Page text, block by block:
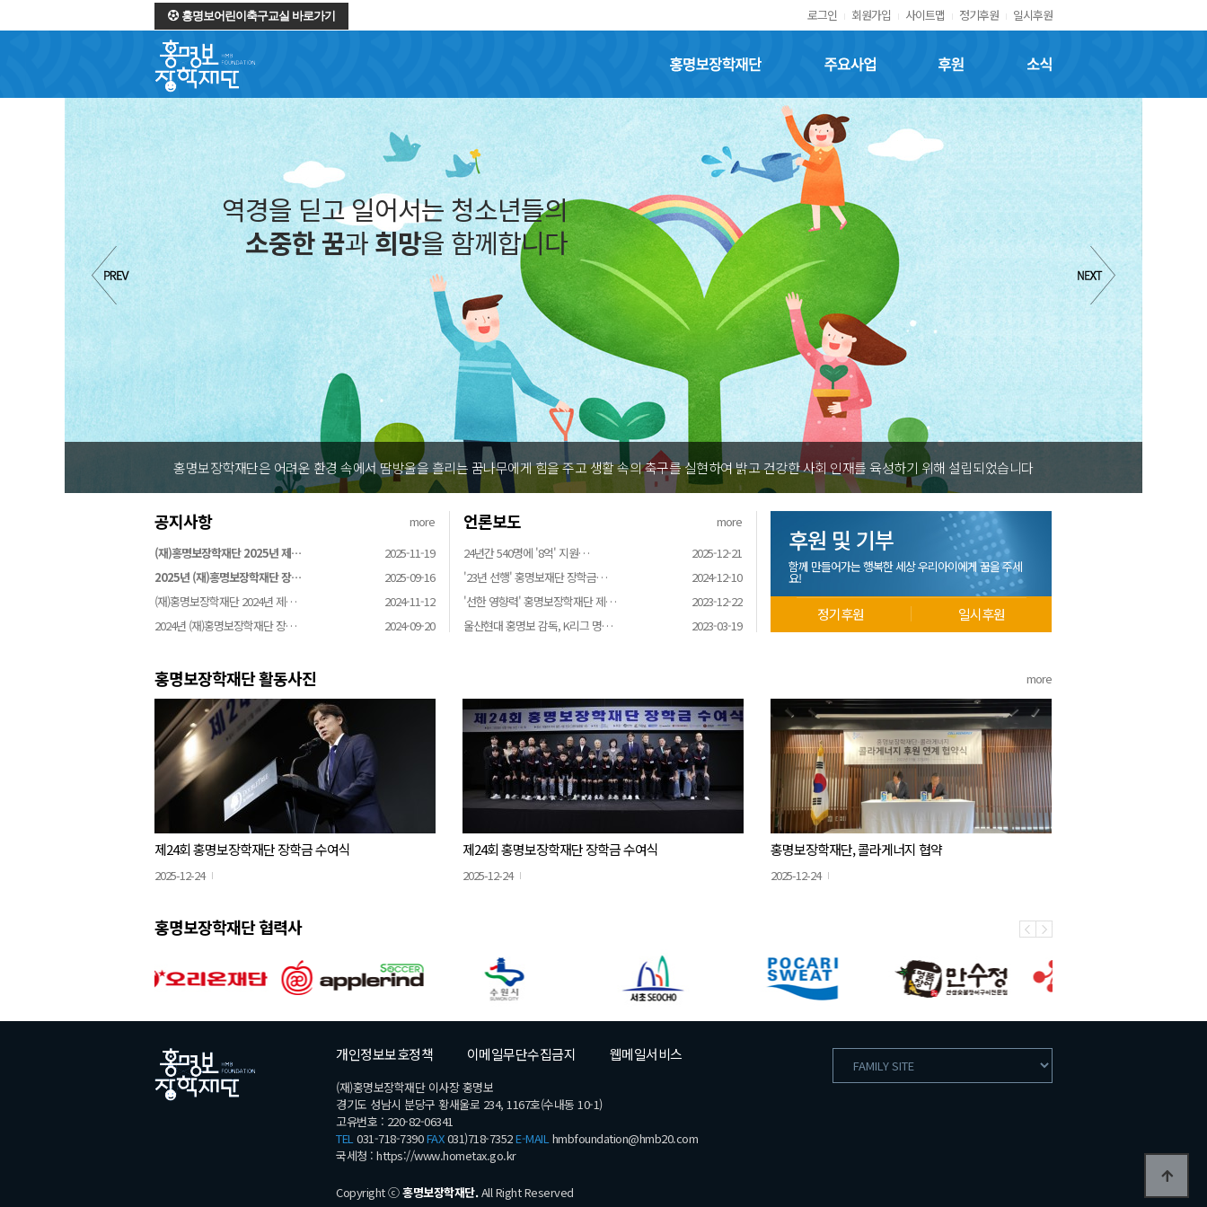
홍명보어린이축구교실 바로가기 로그인 회원가입 사이트맵 정기후원 일시후원
홍명보장학재단 주요사업 후원 소식
역경을 딛고 일어서는 청소년들의
소중한 꿈과희망을 함께합니다
홍명보장학재단은 어려운 환경 속에서 땀방울을 흘리는 꿈나무에게 힘을 주고 생활 속의 축구를 실현하여 밝고 건강한 사회 인재를 육성하기 위해 설립되었습니다
공지사항
more
(재)홍명보장학재단 2025년 제…
2025-11-19
2025년 (재)홍명보장학재단 장…
2025-09-16
(재)홍명보장학재단 2024년 제…
2024-11-12
2024년 (재)홍명보장학재단 장…
2024-09-20
언론보도
more
24년간 540명에 '8억' 지원…
2025-12-21
'23년 선행' 홍명보재단 장학금…
2024-12-10
'선한 영향력' 홍명보장학재단 제…
2023-12-22
울산현대 홍명보 감독, K리그 명…
2023-03-19
후원 및 기부
함께 만들어가는 행복한 세상 우리아이에게 꿈을 주세
요!
정기후원 일시후원
홍명보장학재단 활동사진 more
제24회 홍명보장학재단 장학금 수여식
2025-12-24
제24회 홍명보장학재단 장학금 수여식
2025-12-24
홍명보장학재단, 콜라게너지 협약
2025-12-24
홍명보장학재단 협력사
개인정보보호정책 이메일무단수집금지 웹메일서비스
(재)홍명보장학재단 이사장 홍명보
경기도 성남시 분당구 황새울로 234, 1167호(수내동 10-1)
고유번호 : 220-82-06341
TEL031-718-7390FAX031)718-7352E-MAILhmbfoundation@hmb20.com
국세청 : https://www.hometax.go.kr
Copyright ⓒ홍명보장학재단.All Right Reserved